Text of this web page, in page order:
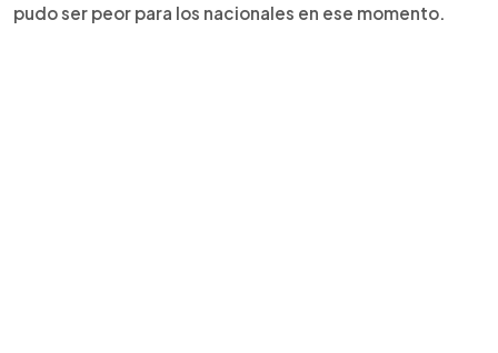
pudo ser peor para los nacionales en ese momento.